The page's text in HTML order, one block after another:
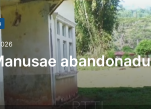
abandonadu